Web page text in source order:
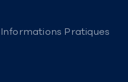
Informations Pratiques